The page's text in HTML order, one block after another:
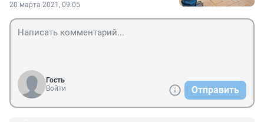
20 марта 2021, 09:05
Гость
Войти
Отправить